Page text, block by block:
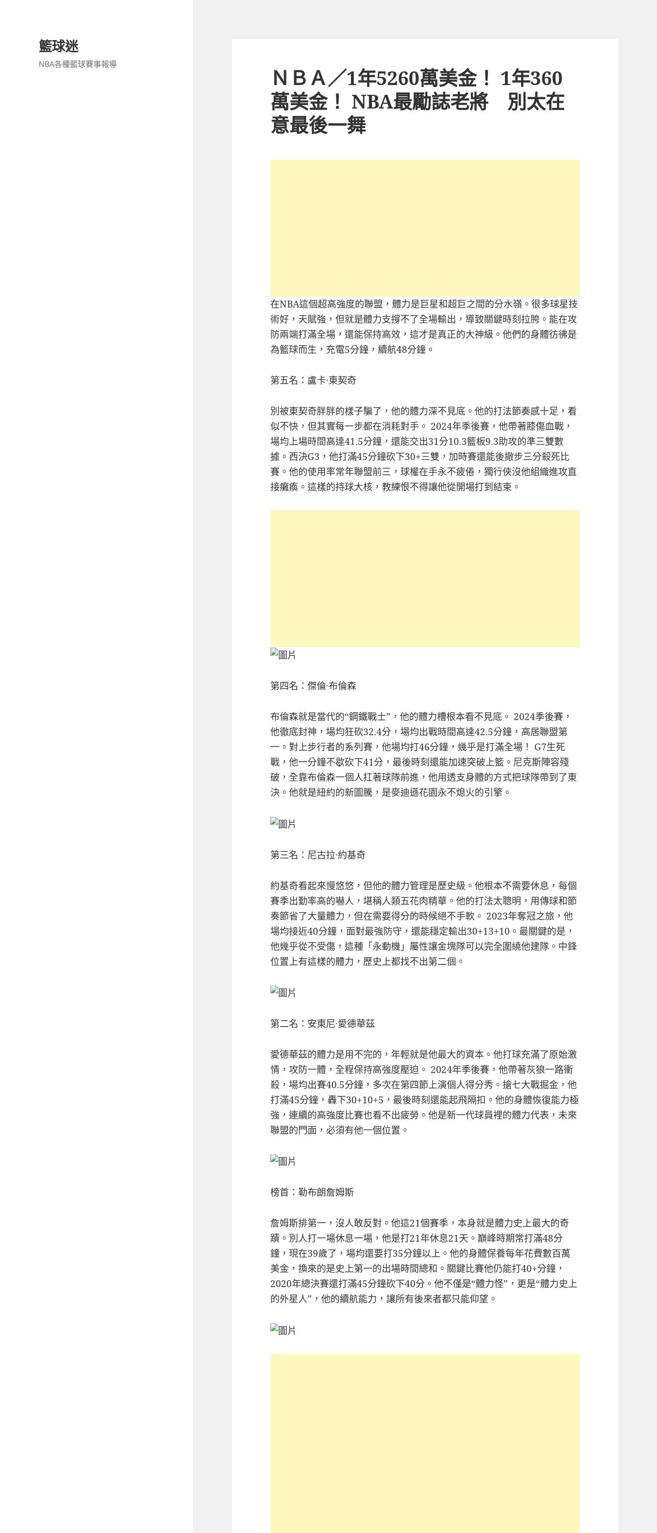
籃球迷
NBA各種籃球賽事報導
ＮＢＡ／1年5260萬美金！ 1年360
萬美金！ NBA最勵誌老將 別太在
意最後一舞
在NBA這個超高強度的聯盟，體力是巨星和超巨之間的分水嶺。很多球星技
術好，天賦強，但就是體力支撐不了全場輸出，導致關鍵時刻拉胯。能在攻
防兩端打滿全場，還能保持高效，這才是真正的大神級。他們的身體彷彿是
為籃球而生，充電5分鐘，續航48分鐘。
第五名：盧卡·東契奇
別被東契奇胖胖的樣子騙了，他的體力深不見底。他的打法節奏感十足，看
似不快，但其實每一步都在消耗對手。 2024年季後賽，他帶著膝傷血戰，
場均上場時間高達41.5分鐘，還能交出31分10.3籃板9.3助攻的準三雙數
據。西決G3，他打滿45分鐘砍下30+三雙，加時賽還能後撤步三分殺死比
賽。他的使用率常年聯盟前三，球權在手永不疲倦，獨行俠沒他組織進攻直
接癱瘓。這樣的持球大核，教練恨不得讓他從開場打到結束。
第四名：傑倫·布倫森
布倫森就是當代的“鋼鐵戰士”，他的體力槽根本看不見底。 2024季後賽，
他徹底封神，場均狂砍32.4分，場均出戰時間高達42.5分鐘，高居聯盟第
一。對上步行者的系列賽，他場均打46分鐘，幾乎是打滿全場！ G7生死
戰，他一分鐘不歇砍下41分，最後時刻還能加速突破上籃。尼克斯陣容殘
破，全靠布倫森一個人扛著球隊前進，他用透支身體的方式把球隊帶到了東
決。他就是紐約的新圖騰，是麥迪遜花園永不熄火的引擎。
第三名：尼古拉·約基奇
約基奇看起來慢悠悠，但他的體力管理是歷史級。他根本不需要休息，每個
賽季出勤率高的嚇人，堪稱人類五花肉精華。他的打法太聰明，用傳球和節
奏節省了大量體力，但在需要得分的時候絕不手軟。 2023年奪冠之旅，他
場均接近40分鐘，面對最強防守，還能穩定輸出30+13+10。最關鍵的是，
他幾乎從不受傷，這種「永動機」屬性讓金塊隊可以完全圍繞他建隊。中鋒
位置上有這樣的體力，歷史上都找不出第二個。
第二名：安東尼·愛德華茲
愛德華茲的體力是用不完的，年輕就是他最大的資本。他打球充滿了原始激
情，攻防一體，全程保持高強度壓迫。 2024年季後賽，他帶著灰狼一路衝
殺，場均出賽40.5分鐘，多次在第四節上演個人得分秀。搶七大戰掘金，他
打滿45分鐘，轟下30+10+5，最後時刻還能起飛隔扣。他的身體恢復能力極
強，連續的高強度比賽也看不出疲勞。他是新一代球員裡的體力代表，未來
聯盟的門面，必須有他一個位置。
榜首：勒布朗詹姆斯
詹姆斯排第一，沒人敢反對。他這21個賽季，本身就是體力史上最大的奇
蹟。別人打一場休息一場，他是打21年休息21天。巔峰時期常打滿48分
鐘，現在39歲了，場均還要打35分鐘以上。他的身體保養每年花費數百萬
美金，換來的是史上第一的出場時間總和。關鍵比賽他仍能打40+分鐘，
2020年總決賽還打滿45分鐘砍下40分。他不僅是“體力怪”，更是“體力史上
的外星人”，他的續航能力，讓所有後來者都只能仰望。